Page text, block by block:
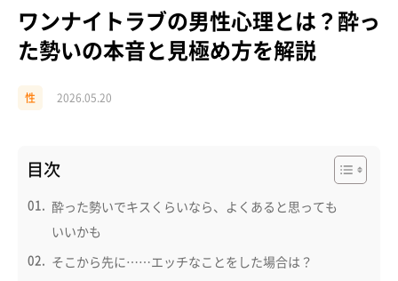
ワンナイトラブの男性心理とは？酔っ
た勢いの本音と見極め方を解説
性 2026.05.20
目次
酔った勢いでキスくらいなら、よくあると思っても
いいかも
そこから先に……エッチなことをした場合は？